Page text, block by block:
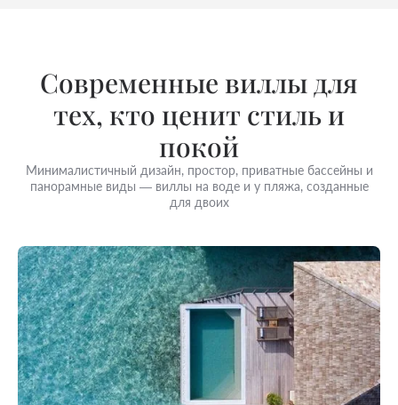
Современные виллы для
тех, кто ценит стиль и
покой
Минималистичный дизайн, простор, приватные бассейны и
панорамные виды — виллы на воде и у пляжа, созданные
для двоих